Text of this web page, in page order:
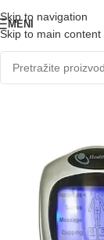
Skip to navigation
Skip to main content
MENI